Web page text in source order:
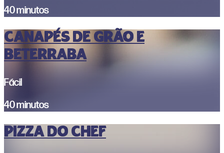
40 minutos
CANAPÉS DE GRÃO E
BETERRABA
Fácil
40 minutos
Pizza do Chef